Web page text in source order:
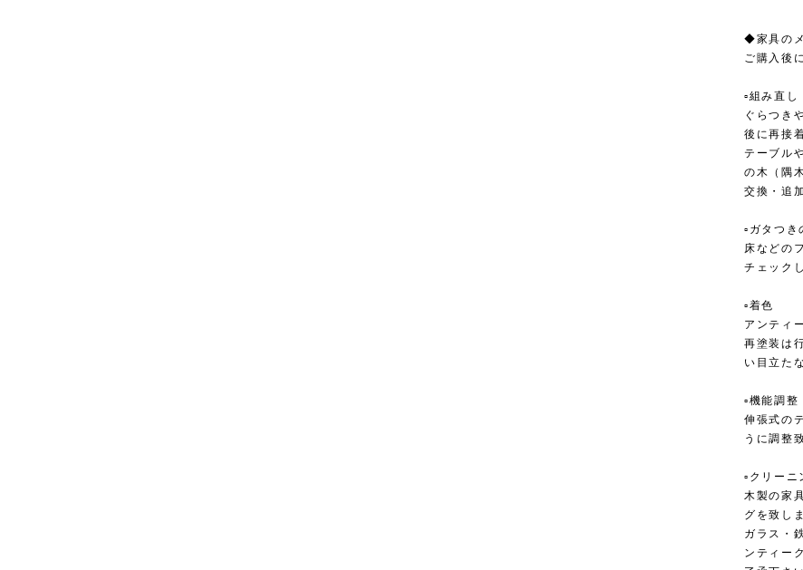
◆家具の
ご購入後
▫︎組み直し
ぐらつき
後に再接
テーブル
の木（隅
交換・追
▫︎ガタつき
床などの
チェック
▫︎着色
アンティ
再塗装は
い目立た
▫︎機能調整
伸張式の
うに調整
▫︎クリーニ
木製の家
グを致し
ガラス・
ンティー